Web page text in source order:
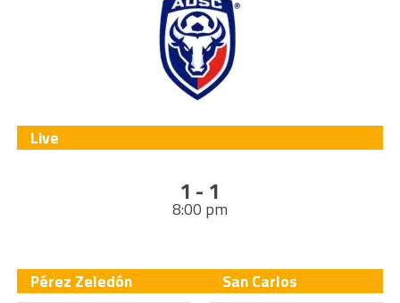
Live
1 - 1
8:00 pm
Pérez Zeledón San Carlos